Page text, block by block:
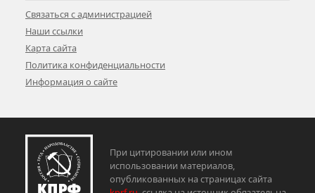
Связаться с администрацией
Наши ссылки
Карта сайта
Политика конфиденциальности
Информация о сайте
При цитировании или ином
использовании материалов,
опубликованных на страницах сайта